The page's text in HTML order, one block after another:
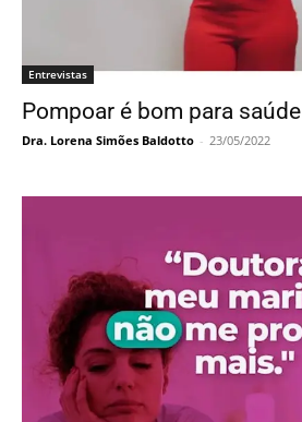
Entrevistas
Pompoar é bom para saúde
Dra. Lorena Simões Baldotto - 23/05/2022